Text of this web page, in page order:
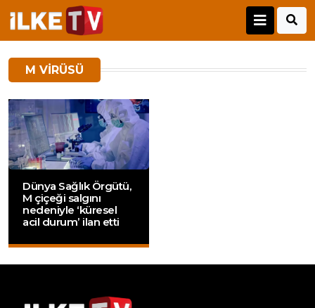
M VIRÜSÜ
Dünya Sağlık Örgütü,
M çiçeği salgını
nedeniyle ‘küresel
acil durum’ ilan etti